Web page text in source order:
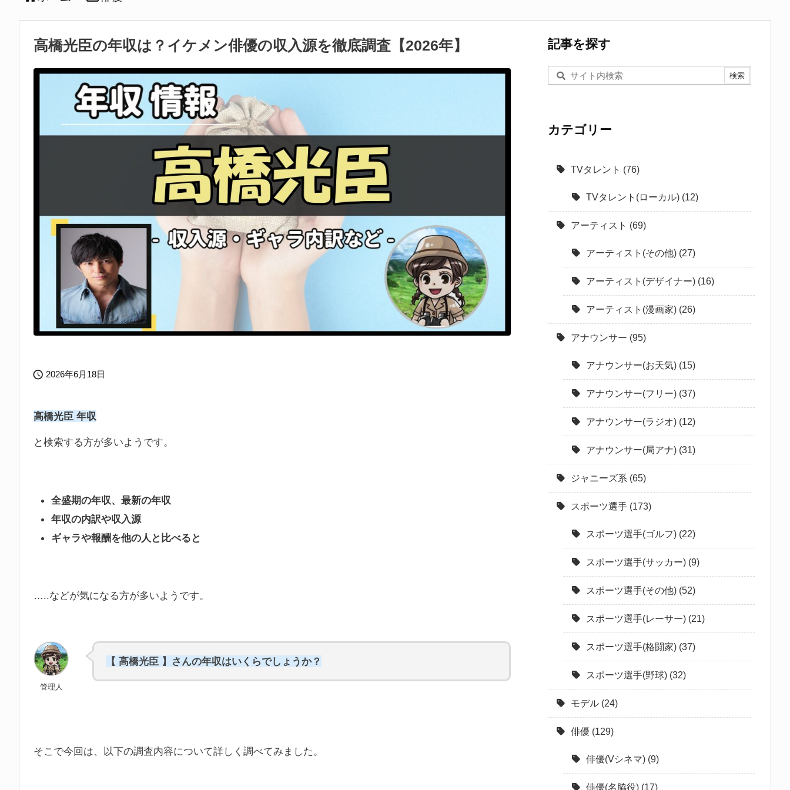
高橋光臣の年収は？イケメン俳優の収入源を徹底調査【2026年】
 2026年6月18日
高橋光臣 年収
と検索する方が多いようです。
全盛期の年収、最新の年収
年収の内訳や収入源
ギャラや報酬を他の人と比べると
…..などが気になる方が多いようです。
管理人
【 高橋光臣 】さんの年収はいくらでしょうか？
そこで今回は、以下の調査内容について詳しく調べてみました。
記事を探す
カテゴリー
TVタレント (76)
TVタレント(ローカル) (12)
アーティスト (69)
アーティスト(その他) (27)
アーティスト(デザイナー) (16)
アーティスト(漫画家) (26)
アナウンサー (95)
アナウンサー(お天気) (15)
アナウンサー(フリー) (37)
アナウンサー(ラジオ) (12)
アナウンサー(局アナ) (31)
ジャニーズ系 (65)
スポーツ選手 (173)
スポーツ選手(ゴルフ) (22)
スポーツ選手(サッカー) (9)
スポーツ選手(その他) (52)
スポーツ選手(レーサー) (21)
スポーツ選手(格闘家) (37)
スポーツ選手(野球) (32)
モデル (24)
俳優 (129)
俳優(Vシネマ) (9)
俳優(名脇役) (17)